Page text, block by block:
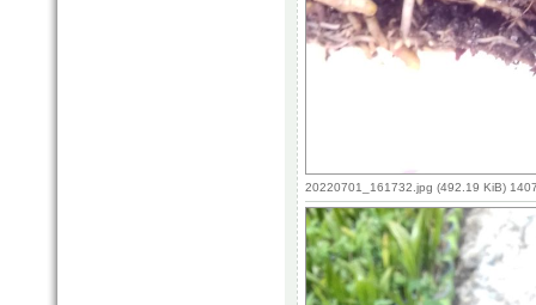
20220701_161732.jpg (492.19 KiB)